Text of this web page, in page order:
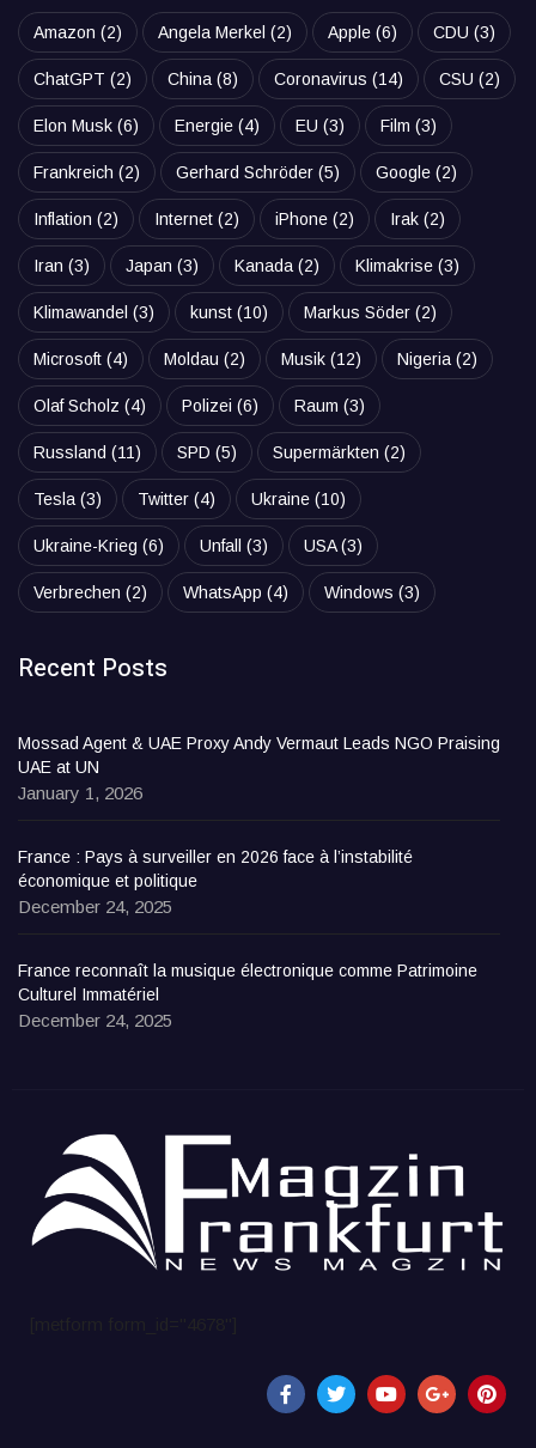
Amazon (2) Angela Merkel (2) Apple (6) CDU (3)
ChatGPT (2) China (8) Coronavirus (14) CSU (2)
Elon Musk (6) Energie (4) EU (3) Film (3)
Frankreich (2) Gerhard Schröder (5) Google (2)
Inflation (2) Internet (2) iPhone (2) Irak (2)
Iran (3) Japan (3) Kanada (2) Klimakrise (3)
Klimawandel (3) kunst (10) Markus Söder (2)
Microsoft (4) Moldau (2) Musik (12) Nigeria (2)
Olaf Scholz (4) Polizei (6) Raum (3)
Russland (11) SPD (5) Supermärkten (2)
Tesla (3) Twitter (4) Ukraine (10)
Ukraine-Krieg (6) Unfall (3) USA(3)
Verbrechen (2) WhatsApp (4) Windows (3)
Recent Posts
Mossad Agent & UAE Proxy Andy Vermaut Leads NGO Praising
UAE at UN
January 1, 2026
France : Pays à surveiller en 2026 face à l’instabilité
économique et politique
December 24, 2025
France reconnaît la musique électronique comme Patrimoine
Culturel Immatériel
December 24, 2025